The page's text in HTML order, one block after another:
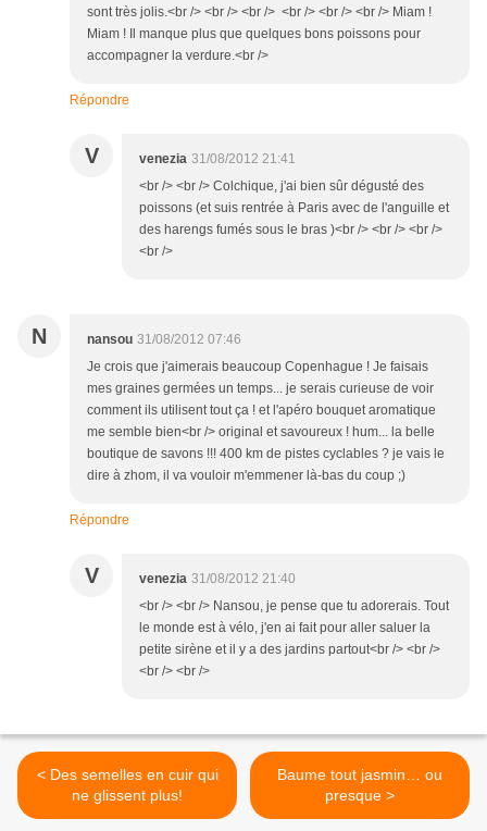
sont très jolis.<br /> <br /> <br /> <br /> <br /> <br /> Miam !
Miam ! Il manque plus que quelques bons poissons pour
accompagner la verdure.<br />
Répondre
V venezia 31/08/2012 21:41
<br /> <br /> Colchique, j'ai bien sûr dégusté des
poissons (et suis rentrée à Paris avec de l'anguille et
des harengs fumés sous le bras )<br /> <br /> <br />
<br />
N nansou 31/08/2012 07:46
Je crois que j'aimerais beaucoup Copenhague ! Je faisais
mes graines germées un temps... je serais curieuse de voir
comment ils utilisent tout ça ! et l'apéro bouquet aromatique
me semble bien<br /> original et savoureux ! hum... la belle
boutique de savons !!! 400 km de pistes cyclables ? je vais le
dire à zhom, il va vouloir m'emmener là-bas du coup ;)
Répondre
V venezia 31/08/2012 21:40
<br /> <br /> Nansou, je pense que tu adorerais. Tout
le monde est à vélo, j'en ai fait pour aller saluer la
petite sirène et il y a des jardins partout<br /> <br />
<br /> <br />
< Des semelles en cuir qui
ne glissent plus!
Baume tout jasmin… ou
presque >